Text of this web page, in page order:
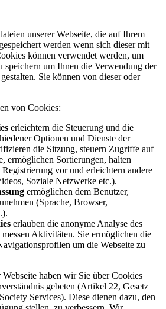
unserer Webseite, die auf Ihrem
werden wenn sich dieser mit
können verwendet werden, um
speichern um Ihnen die Verwendung der
Sie können von dieser oder
von Cookies:
erleichtern die Steuerung und die
Optionen und Dienste der
die Sitzung, steuern Zugriffe auf
ermöglichen Sortierungen, halten
vor und erleichtern andere
Soziale Netzwerke etc.).
ermöglichen dem Benutzer,
(Sprache, Browser,
erlauben die anonyme Analyse des
Aktivitäten. Sie ermöglichen die
um die Webseite zu
haben wir Sie über Cookies
gebeten (Artikel 22, Gesetz
Services). Diese dienen dazu, den